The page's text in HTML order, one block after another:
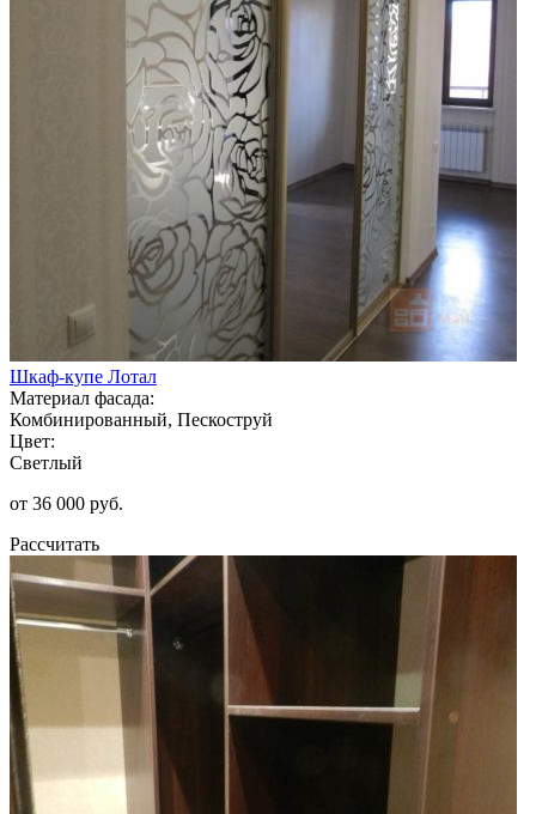
Шкаф-купе Лотал
Материал фасада:
Комбинированный, Пескоструй
Цвет:
Светлый
от 36 000 руб.
Рассчитать